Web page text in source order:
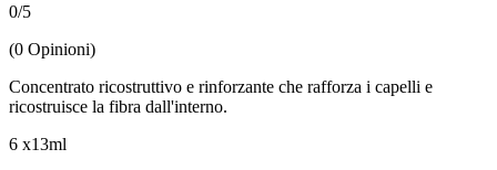
0/5
(0 Opinioni)
Concentrato ricostruttivo e rinforzante che rafforza i capelli e
ricostruisce la fibra dall'interno.
6 x13ml